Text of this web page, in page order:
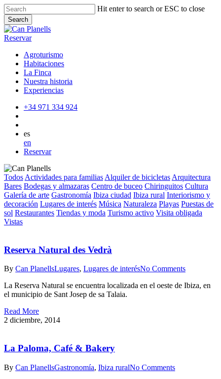
Skip
to
main
content
Hit enter to search or ESC to close
Search
Close
Search
Reservar
Agroturismo
Habitaciones
La Finca
Nuestra historia
Experiencias
+34 971 334 924
es
en
Reservar
Todos Actividades para familias Alquiler de bicicletas Arquitectura
Bares Bodegas y almazaras Centro de buceo Chiringuitos Cultura
Galería de arte Gastronomía Ibiza ciudad Ibiza rural Interiorismo y
decoración Lugares de interés Música Naturaleza Playas Puestas de
sol Restaurantes Tiendas y moda Turismo activo Visita obligada
Vistas
Reserva Natural des Vedrà
By Can PlanellsLugares, Lugares de interésNo Comments
La Reserva Natural se encuentra localizada en el oeste de Ibiza, en
el municipio de Sant Josep de sa Talaia.
Read More
2 diciembre, 2014
La Paloma, Café & Bakery
By Can PlanellsGastronomía, Ibiza ruralNo Comments